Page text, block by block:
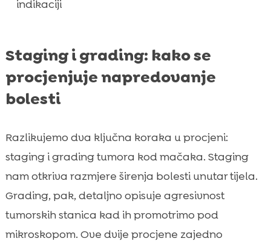
indikaciji
Staging i grading: kako se
procjenjuje napredovanje
bolesti
Razlikujemo dva ključna koraka u procjeni:
staging i grading tumora kod mačaka. Staging
nam otkriva razmjere širenja bolesti unutar tijela.
Grading, pak, detaljno opisuje agresivnost
tumorskih stanica kad ih promotrimo pod
mikroskopom. Ove dvije procjene zajedno